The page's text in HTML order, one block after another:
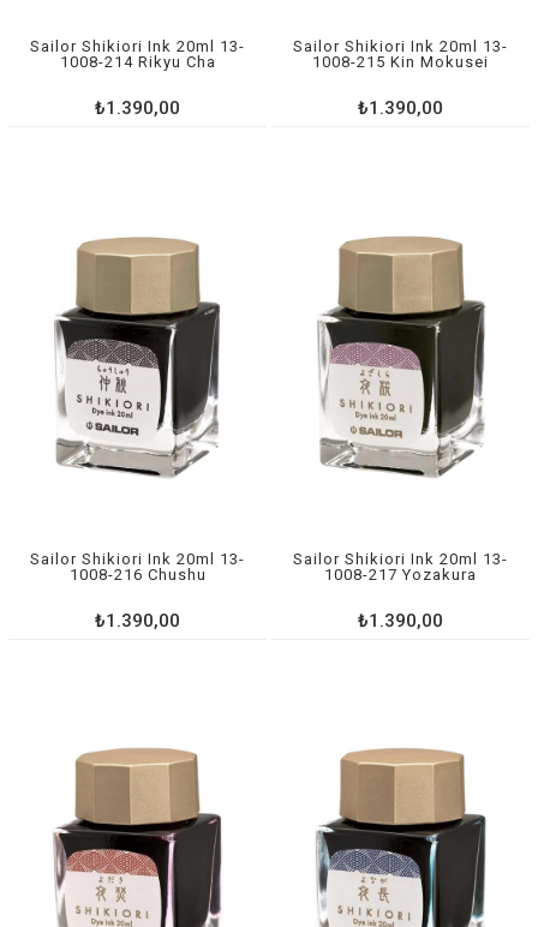
Sailor Shikiori Ink 20ml 13-
1008-214 Rikyu Cha
₺1.390,00
Sailor Shikiori Ink 20ml 13-
1008-215 Kin Mokusei
₺1.390,00
Sailor Shikiori Ink 20ml 13-
1008-216 Chushu
₺1.390,00
Sailor Shikiori Ink 20ml 13-
1008-217 Yozakura
₺1.390,00